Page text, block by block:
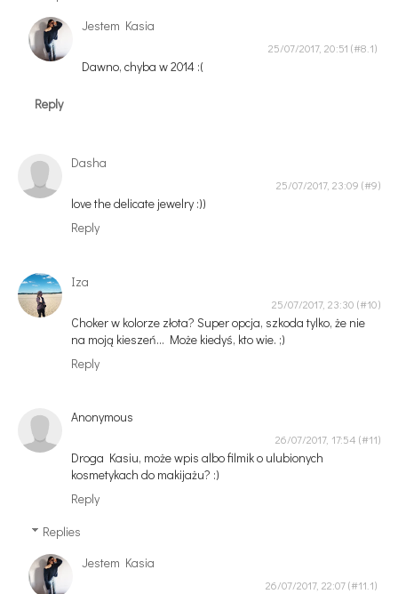
Jestem Kasia
25/07/2017, 20:51
Dawno, chyba w 2014 :(
Reply
Dasha
25/07/2017, 23:09
love the delicate jewelry :))
Reply
Iza
25/07/2017, 23:30
Choker w kolorze złota? Super opcja, szkoda tylko, że nie
na moją kieszeń... Może kiedyś, kto wie. ;)
Reply
Anonymous
26/07/2017, 17:54
Droga Kasiu, może wpis albo filmik o ulubionych
kosmetykach do makijażu? :)
Reply
Replies
Jestem Kasia
26/07/2017, 22:07